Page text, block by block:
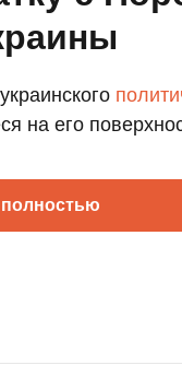
на его